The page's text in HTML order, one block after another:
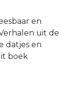
en
uit de
datjes en
boek